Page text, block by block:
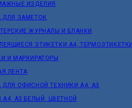
ИЗДЕЛИЯ
ДЛЯ ЗАМЕТОК
ЖУРНАЛЫ И БЛАНКИ
ЭТИКЕТКИ А4,
И МАРКИРАТОРЫ
ЛЕНТА
ДЛЯ ОФИСНОЙ ТЕХНИКИ А4, А3
А4, А3 БЕЛЫЙ, ЦВЕТНОЙ